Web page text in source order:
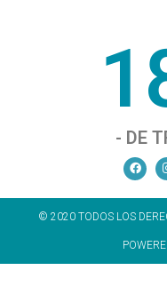
- DE
© 2020 TODOS LOS